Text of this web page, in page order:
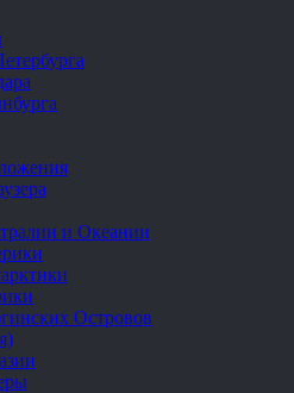
и Океании
Островов